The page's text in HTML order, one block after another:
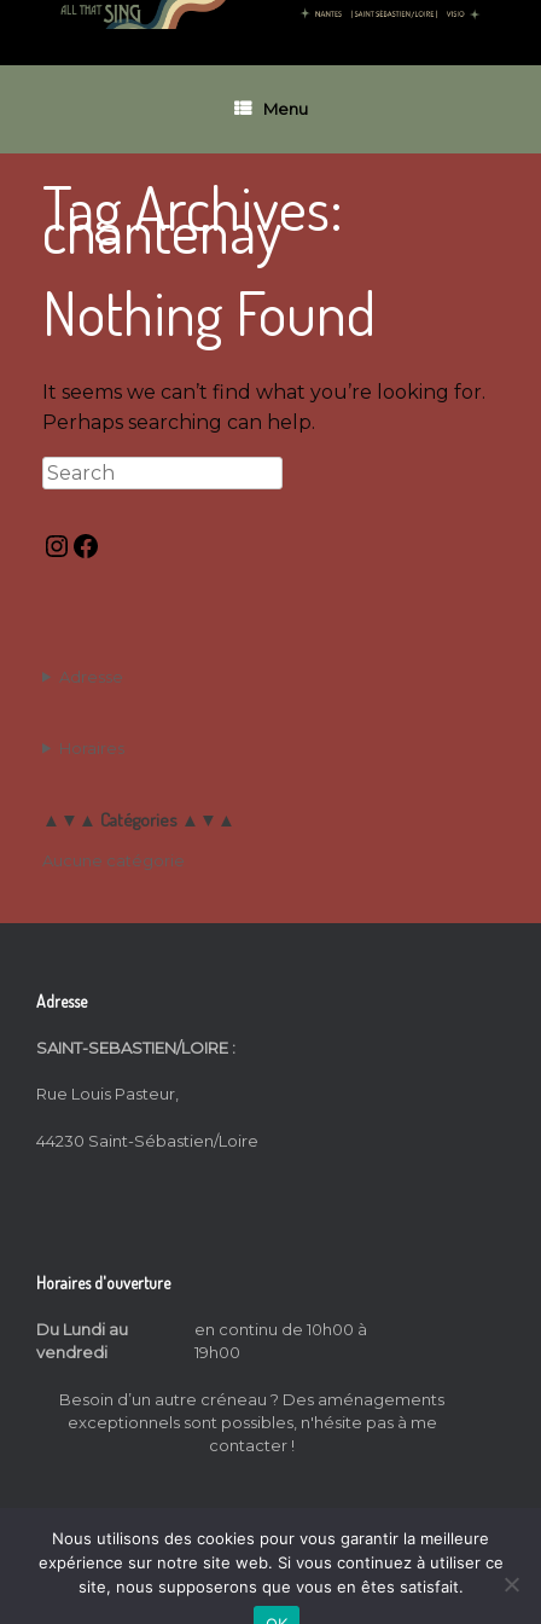
Menu
Tag Archives:
chantenay
Nothing Found
It seems we can’t find what you’re looking for.
Perhaps searching can help.
Instagram
Facebook
Adresse
Horaires
▲▼▲ Catégories ▲▼▲
Aucune catégorie
Adresse
SAINT-SEBASTIEN/LOIRE :
Rue Louis Pasteur,
44230 Saint-Sébastien/Loire
Horaires d'ouverture
Du Lundi au
vendredi
en continu de 10h00 à
19h00
Besoin d’un autre créneau ? Des aménagements
exceptionnels sont possibles, n'hésite pas à me
contacter !
All That Sing © 2026 Mentions Légales
Nous utilisons des cookies pour vous garantir la meilleure
expérience sur notre site web. Si vous continuez à utiliser ce
site, nous supposerons que vous en êtes satisfait.